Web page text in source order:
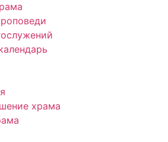
храма